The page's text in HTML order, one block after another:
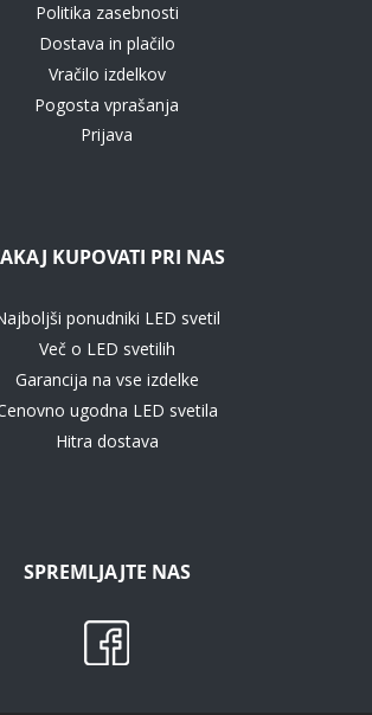
Politika zasebnosti
Dostava in plačilo
Vračilo izdelkov
Pogosta vprašanja
Prijava
KUPOVATI PRI NAS
ponudniki LED svetil
Več o LED svetilih
Garancija na vse izdelke
ugodna LED svetila
Hitra dostava
SPREMLJAJTE NAS